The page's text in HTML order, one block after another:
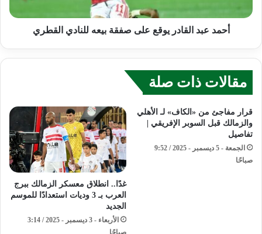
أحمد عبد القادر يوقع على صفقة بيعه للنادي القطري
مقالات ذات صلة
قرار مفاجئ من «الكاف» لـ الأهلي
والزمالك قبل السوبر الإفريقي |
تفاصيل
الجمعة - 5 ديسمبر - 2025 / 9:52
صباحًا
غدًا.. انطلاق معسكر الزمالك ببرج
العرب بـ 3 وديات استعدادًا للموسم
الجديد
الأربعاء - 3 ديسمبر - 2025 / 3:14
صباحًا